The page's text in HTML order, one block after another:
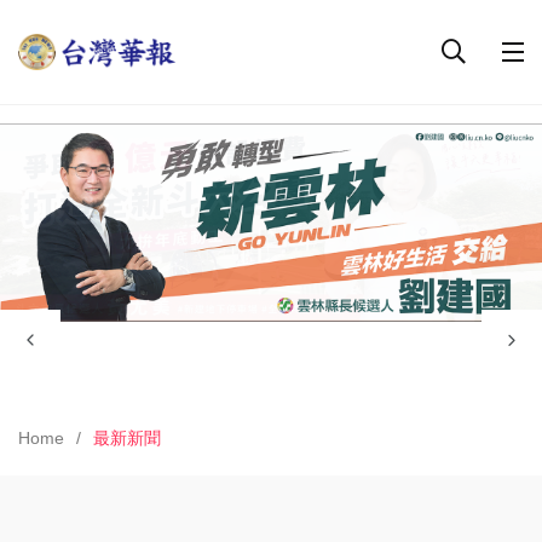
Home 最新新聞